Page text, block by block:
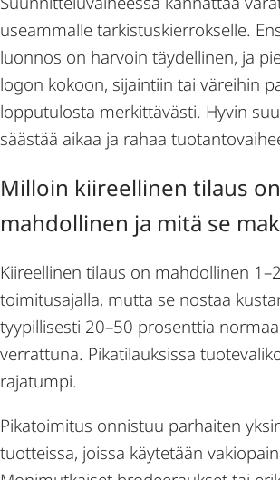
useammalle tarkistuskierrokselle.
luonnos on harvoin täydellinen, ja
logon kokoon, sijaintiin tai väreihin
lopputulosta merkittävästi. Hyvin
säästää aikaa ja rahaa
Milloin kiireellinen tilaus on
mahdollinen ja mitä se
Kiireellinen tilaus on mahdollinen
toimitusajalla, mutta se nostaa
tyypillisesti 20–50 prosenttia
verrattuna. Pikatilauksissa
rajatumpi.
Pikatoimitus onnistuu parhaiten
tuotteissa, joissa käytetään